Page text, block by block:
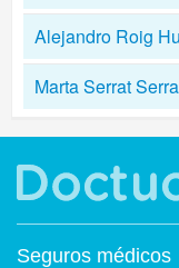
Alejandro Roig
Marta Serrat Serra
Seguros médicos